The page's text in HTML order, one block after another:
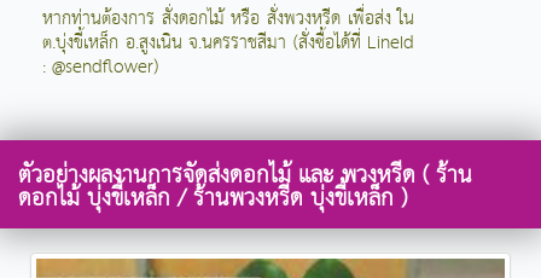
หากท่านต้องการ สั่งดอกไม้ หรือ สั่งพวงหรีด เพื่อส่ง ใน
ต.บุ่งขี้เหล็ก อ.สูงเนิน จ.นครราชสีมา (สั่งซื้อได้ที่ LineId
: @sendflower)
ตัวอย่างผลงานการจัดส่งดอกไม้ และ พวงหรีด ( ร้าน
ดอกไม้ บุ่งขี้เหล็ก / ร้านพวงหรีด บุ่งขี้เหล็ก )